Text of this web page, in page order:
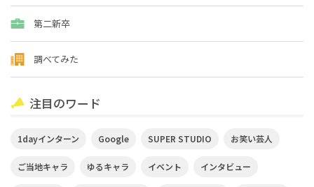
第二新卒
調べてみた
注目のワード
1dayインターン Google SUPER STUDIO お笑い芸人
ご当地キャラ ゆるキャラ イベント インタビュー